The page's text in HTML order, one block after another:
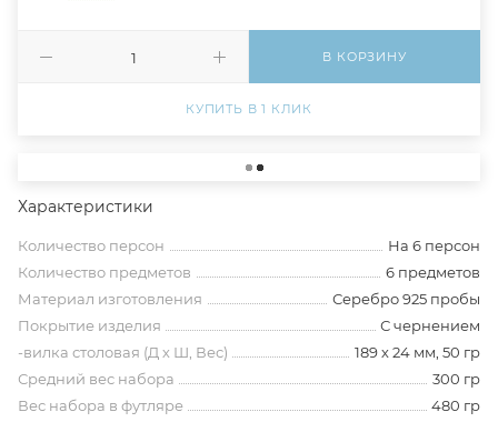
В КОРЗИНУ
КУПИТЬ В 1 КЛИК
Характеристики
Количество персон
На 6 персон
Количество предметов
6 предметов
Материал изготовления
Серебро 925 пробы
Покрытие изделия
С чернением
-вилка столовая (Д х Ш, Вес)
189 х 24 мм, 50 гр
Средний вес набора
300 гр
Вес набора в футляре
480 гр